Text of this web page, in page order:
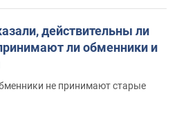
действительны ли
ли обменники и
не принимают старые